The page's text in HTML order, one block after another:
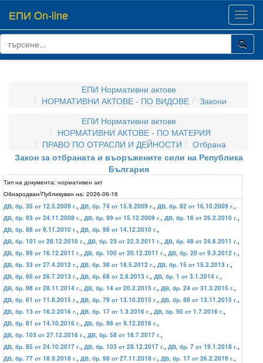
ЕПИ On-line
ЕПИ Нормативни актове
НОРМАТИВНИ АКТОВЕ - ПО ВИДОВЕ
Закони
ЕПИ Нормативни актове
НОРМАТИВНИ АКТОВЕ - ПО МАТЕРИЯ
ПРАВО ПО ОТРАСЛИ И ДЕЙНОСТИ
Отбрана
Закон за отбраната и въоръжените сили на Република
България
Тип на документа: нормативен акт
Обнародван/Публикуван на: 2026-06-16
ДВ, бр. 35 от 12.5.2009 г., ДВ, бр. 74 от 15.9.2009 г., ДВ, бр. 82 от 16.10.2009 г.,
ДВ, бр. 93 от 24.11.2009 г., ДВ, бр. 99 от 15.12.2009 г., ДВ, бр. 16 от 26.2.2010 г.,
ДВ, бр. 88 от 9.11.2010 г., ДВ, бр. 98 от 14.12.2010 г.,
ДВ, бр. 101 от 28.12.2010 г., ДВ, бр. 23 от 22.3.2011 г., ДВ, бр. 48 от 24.6.2011 г.,
ДВ, бр. 99 от 16.12.2011 г., ДВ, бр. 100 от 20.12.2011 г., ДВ, бр. 20 от 9.3.2012 г.,
ДВ, бр. 33 от 27.4.2012 г., ДВ, бр. 38 от 18.5.2012 г., ДВ, бр. 15 от 15.2.2013 г.,
ДВ, бр. 66 от 26.7.2013 г., ДВ, бр. 68 от 2.8.2013 г., ДВ, бр. 1 от 3.1.2014 г.,
ДВ, бр. 98 от 28.11.2014 г., ДВ, бр. 14 от 20.2.2015 г., ДВ, бр. 24 от 31.3.2015 г.,
ДВ, бр. 61 от 11.8.2015 г., ДВ, бр. 79 от 13.10.2015 г., ДВ, бр. 88 от 13.11.2015 г.,
ДВ, бр. 13 от 16.2.2016 г., ДВ, бр. 17 от 1.3.2016 г., ДВ, бр. 50 от 1.7.2016 г.,
ДВ, бр. 81 от 14.10.2016 г., ДВ, бр. 98 от 9.12.2016 г.,
ДВ, бр. 103 от 27.12.2016 г., ДВ, бр. 58 от 18.7.2017 г.,
ДВ, бр. 85 от 24.10.2017 г., ДВ, бр. 103 от 28.12.2017 г., ДВ, бр. 7 от 19.1.2018 г.,
ДВ, бр. 77 от 18.9.2018 г., ДВ, бр. 98 от 27.11.2018 г., ДВ, бр. 17 от 26.2.2019 г.,